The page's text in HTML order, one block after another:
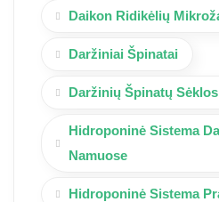
Daikon Ridikėlių
Daržiniai Špinatai
Daržinių Špinatų
Hidroponinė Sistema
Namuose
Hidroponinė Sistema